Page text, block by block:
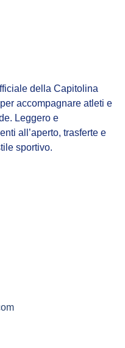
della Capitolina
accompagnare atleti e
Leggero e
all’aperto, trasferte e
sportivo.